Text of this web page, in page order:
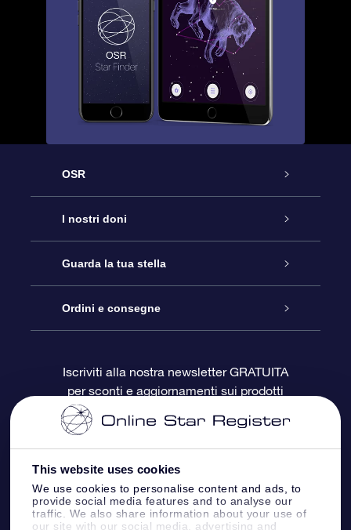
This website uses cookies
We use cookies to personalise content and ads, to
provide social media features and to analyse our
traffic. We also share information about your use of
our site with our social media, advertising and
OSR
Assistenza
Contattaci
Blog
OSR Recensioni
I nostri doni
Online Star Gift
Pacchetto regalo OSR
Gift Card OSR
Doni aziendali
Guarda la tua stella
Registro stellare
Star Page personalizzata
One Million Stars
OSR Starsaver
App VR ‘Fly me to the stars’
Ordini e consegne
Informazioni di Pagamento
Politica di reso
Iscriviti alla nostra newsletter GRATUITA
per sconti e aggiornamenti sui prodotti